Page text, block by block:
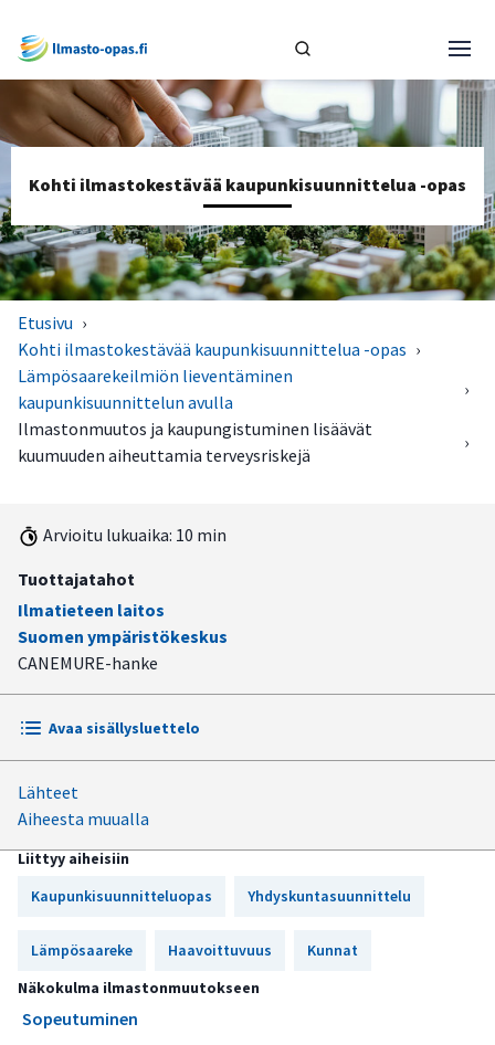
Kohti ilmastokestävää kaupunkisuunnittelua -opas
Etusivu ›
Kohti ilmastokestävää kaupunkisuunnittelua -opas ›
Lämpösaarekeilmiön lieventäminen
kaupunkisuunnittelun avulla
›
Ilmastonmuutos ja kaupungistuminen lisäävät
kuumuuden aiheuttamia terveysriskejä
›
Arvioitu lukuaika: 10 min
Tuottajatahot
Ilmatieteen laitos
Suomen ympäristökeskus
CANEMURE-hanke
Avaa sisällysluettelo
Lämpösaarekeilmiö nostaa kaupunkiympäristön
lämpötilaa
Kaupunkisuunnittelussa tulee ottaa huomioon
haavoittuvuus ja altistuminen kuumuudelle
lämpösaarekeilmiön huomioiminen
Lähteet
Aiheesta muualla
Liittyy aiheisiin
Kaupunkisuunnitteluopas
Yhdyskuntasuunnittelu
Lämpösaareke Haavoittuvuus
Kunnat
Näkokulma ilmastonmuutokseen
Sopeutuminen